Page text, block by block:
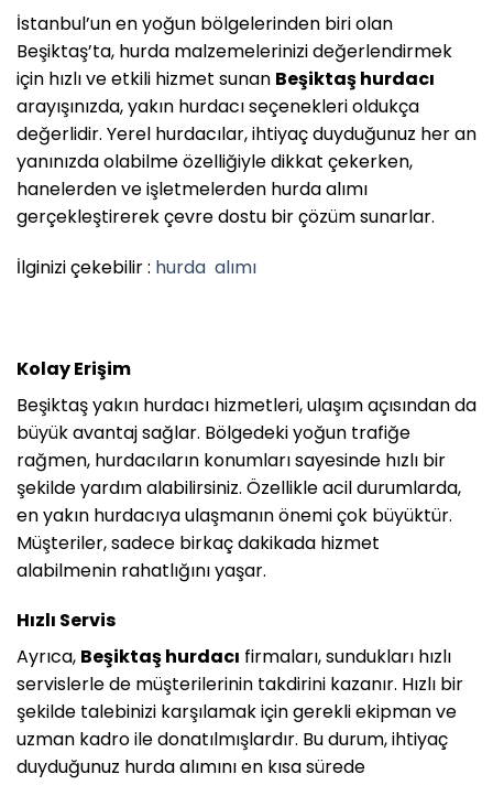
İstanbul’un en yoğun bölgelerinden biri olan
Beşiktaş’ta, hurda malzemelerinizi değerlendirmek
için hızlı ve etkili hizmet sunan Beşiktaş hurdacı
arayışınızda, yakın hurdacı seçenekleri oldukça
değerlidir. Yerel hurdacılar, ihtiyaç duyduğunuz her an
yanınızda olabilme özelliğiyle dikkat çekerken,
hanelerden ve işletmelerden hurda alımı
gerçekleştirerek çevre dostu bir çözüm sunarlar.
İlginizi çekebilir : hurda alımı
Kolay Erişim
Beşiktaş yakın hurdacı hizmetleri, ulaşım açısından da
büyük avantaj sağlar. Bölgedeki yoğun trafiğe
rağmen, hurdacıların konumları sayesinde hızlı bir
şekilde yardım alabilirsiniz. Özellikle acil durumlarda,
en yakın hurdacıya ulaşmanın önemi çok büyüktür.
Müşteriler, sadece birkaç dakikada hizmet
alabilmenin rahatlığını yaşar.
Hızlı Servis
Ayrıca, Beşiktaş hurdacı firmaları, sundukları hızlı
servislerle de müşterilerinin takdirini kazanır. Hızlı bir
şekilde talebinizi karşılamak için gerekli ekipman ve
uzman kadro ile donatılmışlardır. Bu durum, ihtiyaç
duyduğunuz hurda alımını en kısa sürede